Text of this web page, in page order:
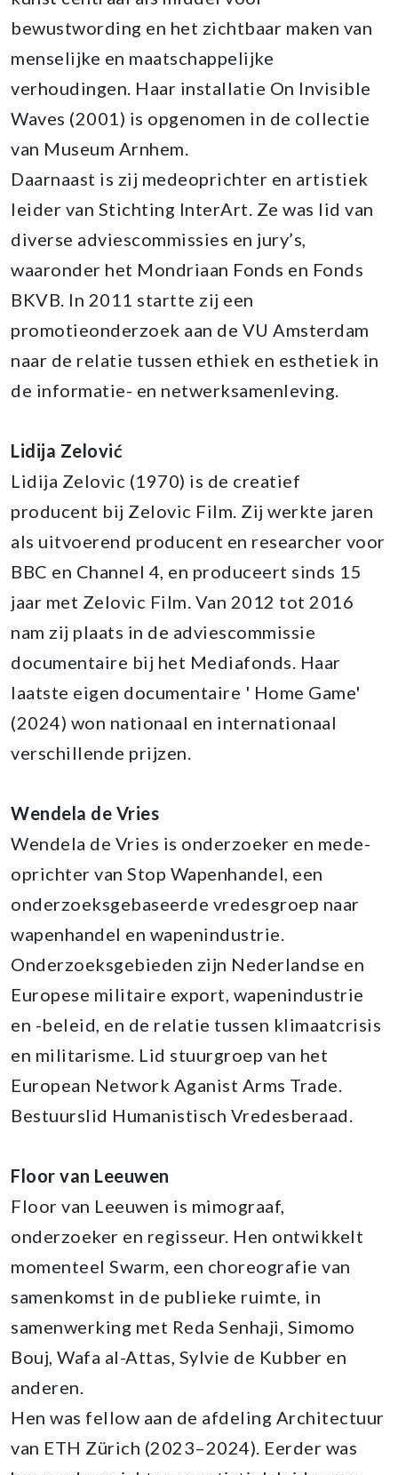
bewustwording en het zichtbaar maken van
menselijke en maatschappelijke
verhoudingen. Haar installatie On Invisible
Waves (2001) is opgenomen in de collectie
van Museum Arnhem.
Daarnaast is zij medeoprichter en artistiek
leider van Stichting InterArt. Ze was lid van
diverse adviescommissies en jury’s,
waaronder het Mondriaan Fonds en Fonds
BKVB. In 2011 startte zij een
promotieonderzoek aan de VU Amsterdam
naar de relatie tussen ethiek en esthetiek in
de informatie- en netwerksamenleving.
Lidija Zelović
Lidija Zelovic (1970) is de creatief
producent bij Zelovic Film. Zij werkte jaren
als uitvoerend producent en researcher voor
BBC en Channel 4, en produceert sinds 15
jaar met Zelovic Film. Van 2012 tot 2016
nam zij plaats in de adviescommissie
documentaire bij het Mediafonds. Haar
laatste eigen documentaire ' Home Game'
(2024) won nationaal en internationaal
verschillende prijzen.
Wendela de Vries
Wendela de Vries is onderzoeker en mede-
oprichter van Stop Wapenhandel, een
onderzoeksgebaseerde vredesgroep naar
wapenhandel en wapenindustrie.
Onderzoeksgebieden zijn Nederlandse en
Europese militaire export, wapenindustrie
en -beleid, en de relatie tussen klimaatcrisis
en militarisme. Lid stuurgroep van het
European Network Aganist Arms Trade.
Bestuurslid Humanistisch Vredesberaad.
Floor van Leeuwen
Floor van Leeuwen is mimograaf,
onderzoeker en regisseur. Hen ontwikkelt
momenteel Swarm, een choreografie van
samenkomst in de publieke ruimte, in
samenwerking met Reda Senhaji, Simomo
Bouj, Wafa al-Attas, Sylvie de Kubber en
anderen.
Hen was fellow aan de afdeling Architectuur
van ETH Zürich (2023–2024). Eerder was